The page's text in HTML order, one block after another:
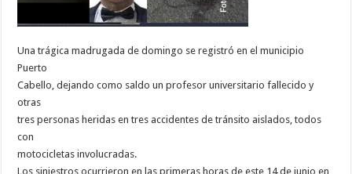
Una trágica madrugada de domingo se registró en el municipio
Puerto
Cabello, dejando como saldo un profesor universitario fallecido y
otras
tres personas heridas en tres accidentes de tránsito aislados, todos
con
motocicletas involucradas.
Los siniestros ocurrieron en las primeras horas de este 14 de junio en